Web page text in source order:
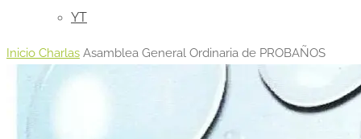
YT
Inicio Charlas Asamblea General Ordinaria de PROBAÑOS